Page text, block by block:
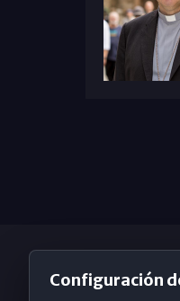
Configuración